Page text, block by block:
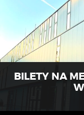
BILETY NA